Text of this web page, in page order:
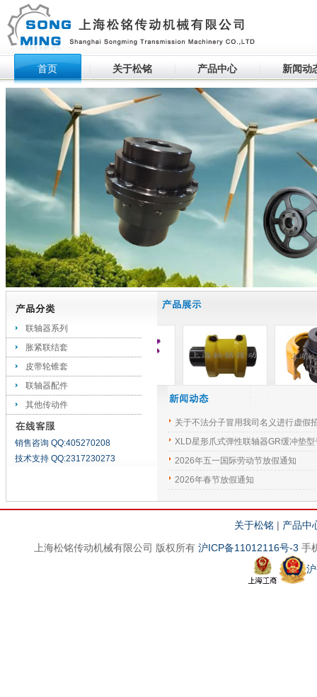
首页 关于松铭 产品中心 新闻动
生产设备滚动
联轴器系列
胀紧联结套
皮带轮锥套
联轴器配件
其他传动件
销售咨询 QQ:405270208
技术支持 QQ:2317230273
关于不法分子冒用我司名义进行虚假
XLD星形爪式弹性联轴器GR缓冲垫型
2026年五一国际劳动节放假通知
2026年春节放假通知
关于松铭 | 产品中
上海松铭传动机械有限公司 版权所有 沪ICP备11012116号-3 手